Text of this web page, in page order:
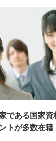
である国家資
トが多数在籍